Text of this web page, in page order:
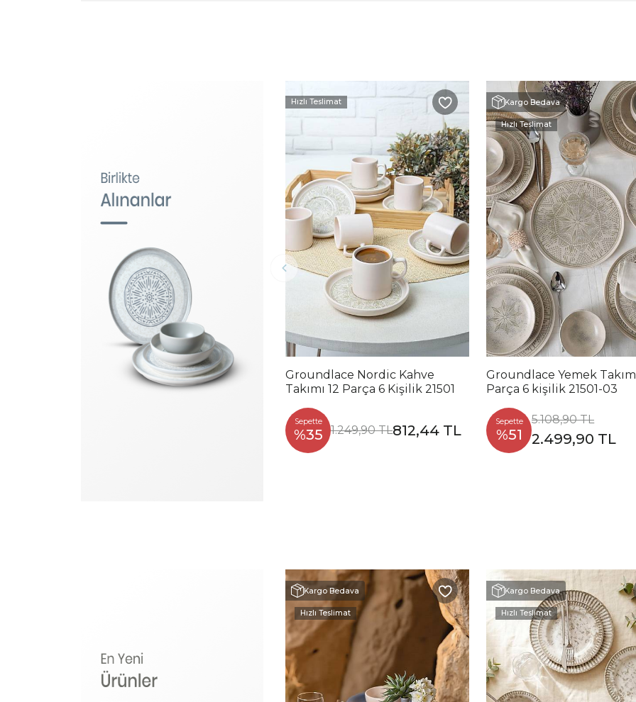
Hızlı Teslimat
Groundlace Nordic Kahve
Takımı 12 Parça 6 Kişilik 21501
Sepette
%35 1.249,90 TL812,44 TL
Kargo Bedava
Hızlı Teslimat
Groundlace Yemek
Parça 6 kişilik 21501-03
Sepette
%51
5.108,90 TL
2.499,90 TL
Kargo Bedava
Hızlı Teslimat
Kargo Bedava
Hızlı Teslimat